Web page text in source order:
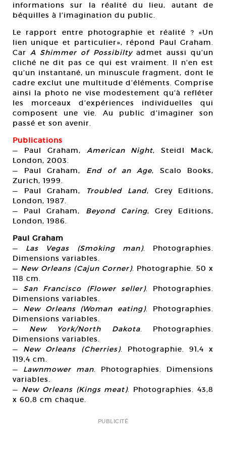
informations sur la réalité du lieu, autant de
béquilles à l’imagination du public.
Le rapport entre photographie et réalité ? «Un
lien unique et particulier», répond Paul Graham.
CarA Shimmer of Possibiltyadmet aussi qu’un
cliché ne dit pas ce qui est vraiment. Il n’en est
qu’un instantané, un minuscule fragment, dont le
cadre exclut une multitude d’éléments. Comprise
ainsi la photo ne vise modestement qu’à refléter
les morceaux d’expériences individuelles qui
composent une vie. Au public d’imaginer son
passé et son avenir.
Publications
— Paul Graham, American Night, Steidl Mack,
London, 2003.
— Paul Graham, End of an Age, Scalo Books,
Zurich, 1999.
— Paul Graham,
Troubled Land, Grey Editions,
London, 1987.
— Paul Graham, Beyond Caring, Grey Editions,
London, 1986.
Paul Graham
— Las Vegas (Smoking man). Photographies.
Dimensions variables.
— New Orleans (Cajun Corner). Photographie. 50 x
118 cm.
— San Francisco (Flower seller). Photographies.
Dimensions variables.
— New Orleans (Woman eating). Photographies.
Dimensions variables.
— New York/North Dakota. Photographies.
Dimensions variables.
— New Orleans (Cherries). Photographie. 91,4 x
119,4 cm.
— Lawnmower man. Photographies. Dimensions
variables.
— New Orleans (Kings meat). Photographies. 43,8
x 60,8 cm chaque.
PUBLICITÉ